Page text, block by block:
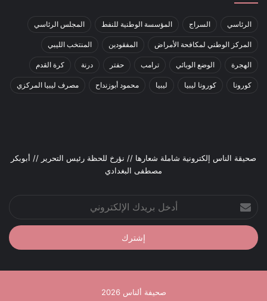
الرئاسي السراج المؤسسة الوطنية للنفط المجلس الرئاسي
المركز الوطني لمكافحة الأمراض المفقودين المنتخب الليبي
الهجرة الوضع الوبائي ترامب حفتر درنة كرة القدم
كورونا كورونا ليبيا ليبيا محمود أبوزنداح مصرف ليبيا المركزي
صحيقة الناس إلكترونية شاملة شعارها // نؤرخ للحظة رئيس التحرير // أبوبكر
مصطفى البغدادي
بريدك
الإلكتروني
صحيفة ألناس 2026